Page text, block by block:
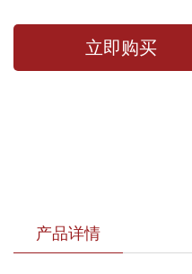
立即购买
产品详情